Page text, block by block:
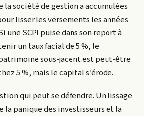
la société de gestion a accumulées
lisser les versements les années
une SCPI puise dans son report à
un taux facial de 5 %, le
sous-jacent est peut-être
5 %, mais le capital s’érode.
qui peut se défendre. Un lissage
la panique des investisseurs et la